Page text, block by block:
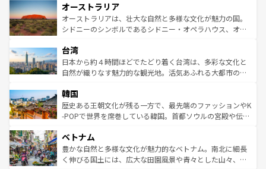
部のニューオーリンズでは、音楽と美食が融合した独特の
文化が魅力。旅行者はアメリカの各地域で異なる魅力を楽
しみながら、その多様性と豊かな歴史を感じることができ
ならではの贅沢な旅のスタイルだ。 なお、新着のアメリカ
情報はコンテンツ一覧を参照してほしい。
ワイ島は見逃せない。また、定番の観光地といえばオアフ
島だが、静かな自然を求めるならマウイ島やカウアイ島が
おすすめ。エメラルドグリーンに輝く海をはじめ、豊かな
れるおもてなしの心で訪れる人々を迎えてくれるハワイの
人々、おいしいローカルフードやハワイアンミュージッ
ク、伝統的なフラダンスなど、すべてがハワイの魅力を彩
ワイを、存分に味わってほしい。 なお、新着のハワイ情報
はコンテンツ一覧を参照してほしい。
オーストラリア
オーストラリアは、壮大な自然と多様な文化が魅力の国。
シドニーのシンボルであるシドニー・オペラハウス、オー
リアリーフや大陸中央部にそびえるウルル（エアーズロッ
ク）、タスマニアの美しい原生林やケアンズの熱帯雨林な
ど、見どころがたくさん。また、カフェやワイン、オージ
いる。アクティビティも充実しており、サーフィンやダイ
ビング、ハイキングなど、アウトドア好きにはたまらな
い。オーストラリアの多彩な魅力を存分に味わいつくそ
参照してほしい。
台湾
日本から約４時間ほどでたどり着く台湾は、多彩な文化と
自然が織りなす魅力的な観光地。活気あふれる大都市の台
ン）、静ひつな山岳地帯である台湾東部など、都市の喧騒
と山間の静けさが共存しており、訪れる人に新しい発見と
驚きをもたらしてくれる。また、奥深い台湾の食文化も魅
容にもいいと評判のスイーツなど、バラエティ豊かな料理
が味わえる。 なお、新着の台湾情報は コンテンツ一覧を参
照してほしい。
韓国
歴史ある王朝文化が残る一方で、最先端のファッションやK
-POPで世界を席巻している韓国。首都ソウルの宮殿や伝統
き、地方に足を延ばせば四季折々の自然美を楽しむことが
できる。そして、キムチや焼肉、絶品のストリートフード
まで、さまざまな韓国料理が待っている。夜には、韓国な
ベトナム
豊かな自然と多様な文化が魅力的なベトナム。南北に細長
く伸びる国土には、広大な田園風景や青々とした山々、世